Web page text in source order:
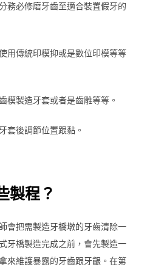
務必修磨牙齒至適合裝置假牙的
用傳統印模抑或是數位印模等等
製造牙套或者是齒雕等等。
套後調節位置跟黏。
製程？
會把需製造牙橋墩的牙齒清除一
牙橋製造完成之前，會先製造一
來維護暴露的牙齒跟牙齦。在第